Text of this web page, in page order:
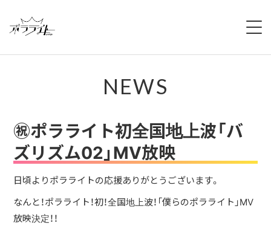
NEWS
ABOUT
MEMBERS
REGULATION
CAMPAIGN
NEWS
㊗︎ポラライト初全国地上波「バ
ズリズム02」MV放映
日頃よりポラライトの応援ありがとうございます。
なんと！ポラライト！初！全国地上波！「僕らのポラライト」MV
放映決定！！